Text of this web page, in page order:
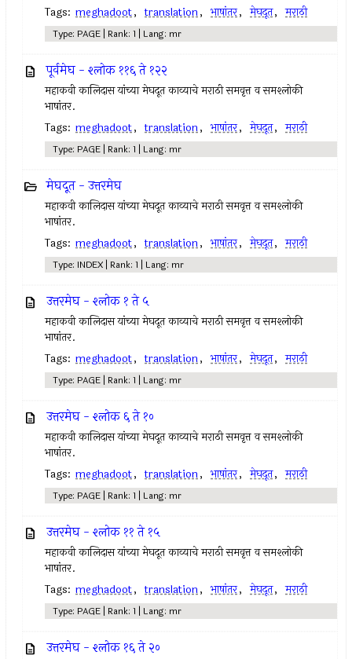
Tags: meghadoot, translation, भाषांतर, मेघदूत, मराठी
Type: PAGE | Rank: 1 | Lang: mr
पूर्वमेघ - श्लोक ११६ ते १२२
महाकवी कालिदास यांच्या मेघदूत काव्याचे मराठी समवृत्त व समश्लोकी
भाषांतर.
Tags: meghadoot, translation, भाषांतर, मेघदूत, मराठी
Type: PAGE | Rank: 1 | Lang: mr
मेघदूत - उत्तरमेघ
महाकवी कालिदास यांच्या मेघदूत काव्याचे मराठी समवृत्त व समश्लोकी
भाषांतर.
Tags: meghadoot, translation, भाषांतर, मेघदूत, मराठी
Type: INDEX | Rank: 1 | Lang: mr
उत्तरमेघ - श्लोक १ ते ५
महाकवी कालिदास यांच्या मेघदूत काव्याचे मराठी समवृत्त व समश्लोकी
भाषांतर.
Tags: meghadoot, translation, भाषांतर, मेघदूत, मराठी
Type: PAGE | Rank: 1 | Lang: mr
उत्तरमेघ - श्लोक ६ ते १०
महाकवी कालिदास यांच्या मेघदूत काव्याचे मराठी समवृत्त व समश्लोकी
भाषांतर.
Tags: meghadoot, translation, भाषांतर, मेघदूत, मराठी
Type: PAGE | Rank: 1 | Lang: mr
उत्तरमेघ - श्लोक ११ ते १५
महाकवी कालिदास यांच्या मेघदूत काव्याचे मराठी समवृत्त व समश्लोकी
भाषांतर.
Tags: meghadoot, translation, भाषांतर, मेघदूत, मराठी
Type: PAGE | Rank: 1 | Lang: mr
उत्तरमेघ - श्लोक १६ ते २०